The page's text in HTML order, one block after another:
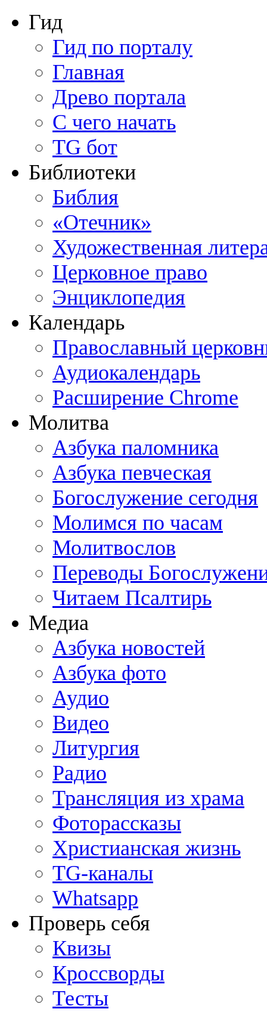
Гид
Гид по порталу
Главная
Древо портала
С чего начать
TG бот
Библиотеки
Библия
«Отечник»
Художественная
Церковное право
Энциклопедия
Календарь
Православный
Аудиокалендарь
Расширение Chrome
Молитва
Азбука паломника
Азбука певческая
Богослужение сегодня
Молимся по часам
Молитвослов
Переводы
Читаем Псалтирь
Медиа
Азбука новостей
Азбука фото
Аудио
Видео
Литургия
Радио
Трансляция из храма
Фоторассказы
Христианская жизнь
TG-каналы
Whatsapp
Проверь себя
Квизы
Кроссворды
Тесты